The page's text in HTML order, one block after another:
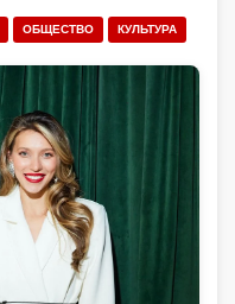
ОБЩЕСТВО КУЛЬТУРА